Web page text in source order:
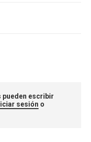
escribir
sesión o